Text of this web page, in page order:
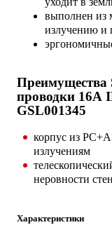
выполнен из
излучению и
Преимущества
проводки 16А
GSL001345
корпус из
излучениям
неровности стен
Характеристики